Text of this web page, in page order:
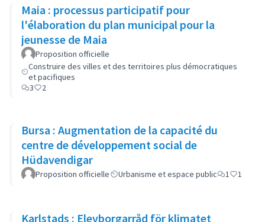
Maia : processus participatif pour
l'élaboration du plan municipal pour la
jeunesse de Maia
Proposition officielle
Construire des villes et des territoires plus démocratiques
et pacifiques
3
2
Bursa : Augmentation de la capacité du
centre de développement social de
Hüdavendigar
Proposition officielle Urbanisme et espace public 1 1
Karlstads : Elevborgarråd för klimatet